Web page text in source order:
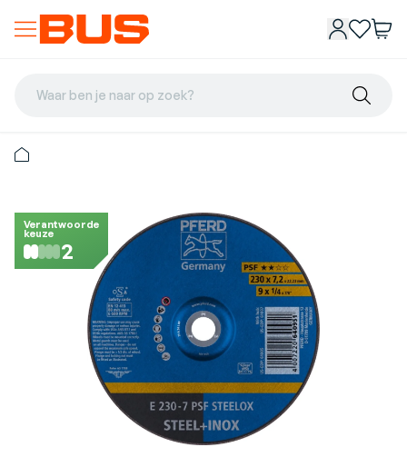
Waar ben je naar op zoek?
Verantwoorde
keuze
2